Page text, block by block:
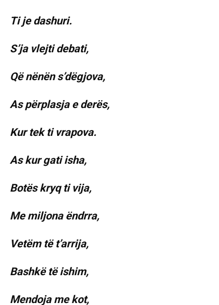
Ti je dashuri.
S’ja vlejti debati,
Që nënën s’dëgjova,
As përplasja e derës,
Kur tek ti vrapova.
As kur gati isha,
Botës kryq ti vija,
Me miljona ëndrra,
Vetëm të t’arrija,
Bashkë të ishim,
Mendoja me kot,